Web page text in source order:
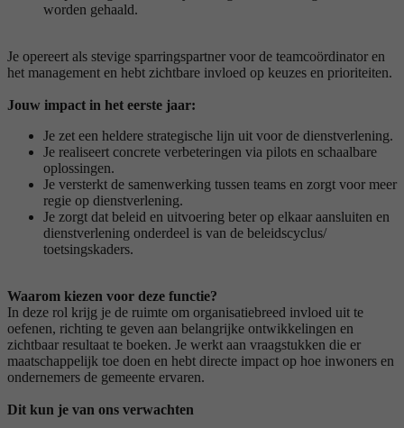
worden gehaald.
Je opereert als stevige sparringspartner voor de teamcoördinator en
het management en hebt zichtbare invloed op keuzes en prioriteiten.
Jouw impact in het eerste jaar:
Je zet een heldere strategische lijn uit voor de dienstverlening.
Je realiseert concrete verbeteringen via pilots en schaalbare
oplossingen.
Je versterkt de samenwerking tussen teams en zorgt voor meer
regie op dienstverlening.
Je zorgt dat beleid en uitvoering beter op elkaar aansluiten en
dienstverlening onderdeel is van de beleidscyclus/
toetsingskaders.
Waarom kiezen voor deze functie?
In deze rol krijg je de ruimte om organisatiebreed invloed uit te
oefenen, richting te geven aan belangrijke ontwikkelingen en
zichtbaar resultaat te boeken. Je werkt aan vraagstukken die er
maatschappelijk toe doen en hebt directe impact op hoe inwoners en
ondernemers de gemeente ervaren.
Dit kun je van ons verwachten